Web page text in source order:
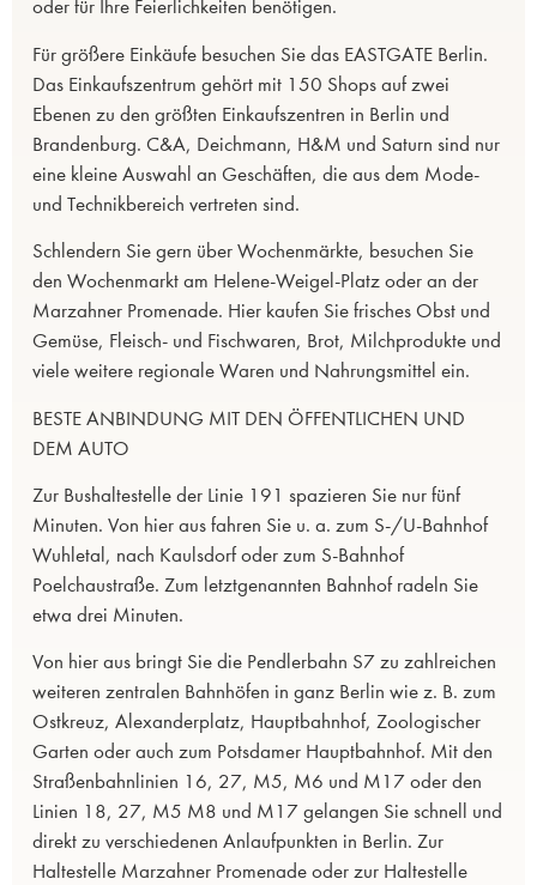
oder für Ihre Feierlichkeiten benötigen.
Für größere Einkäufe besuchen Sie das EASTGATE Berlin.
Das Einkaufszentrum gehört mit 150 Shops auf zwei
Ebenen zu den größten Einkaufszentren in Berlin und
Brandenburg. C&A, Deichmann, H&M und Saturn sind nur
eine kleine Auswahl an Geschäften, die aus dem Mode-
und Technikbereich vertreten sind.
Schlendern Sie gern über Wochenmärkte, besuchen Sie
den Wochenmarkt am Helene-Weigel-Platz oder an der
Marzahner Promenade. Hier kaufen Sie frisches Obst und
Gemüse, Fleisch- und Fischwaren, Brot, Milchprodukte und
viele weitere regionale Waren und Nahrungsmittel ein.
BESTE ANBINDUNG MIT DEN ÖFFENTLICHEN UND
DEM AUTO
Zur Bushaltestelle der Linie 191 spazieren Sie nur fünf
Minuten. Von hier aus fahren Sie u. a. zum S-/U-Bahnhof
Wuhletal, nach Kaulsdorf oder zum S-Bahnhof
Poelchaustraße. Zum letztgenannten Bahnhof radeln Sie
etwa drei Minuten.
Von hier aus bringt Sie die Pendlerbahn S7 zu zahlreichen
weiteren zentralen Bahnhöfen in ganz Berlin wie z. B. zum
Ostkreuz, Alexanderplatz, Hauptbahnhof, Zoologischer
Garten oder auch zum Potsdamer Hauptbahnhof. Mit den
Straßenbahnlinien 16, 27, M5, M6 und M17 oder den
Linien 18, 27, M5 M8 und M17 gelangen Sie schnell und
direkt zu verschiedenen Anlaufpunkten in Berlin. Zur
Haltestelle Marzahner Promenade oder zur Haltestelle